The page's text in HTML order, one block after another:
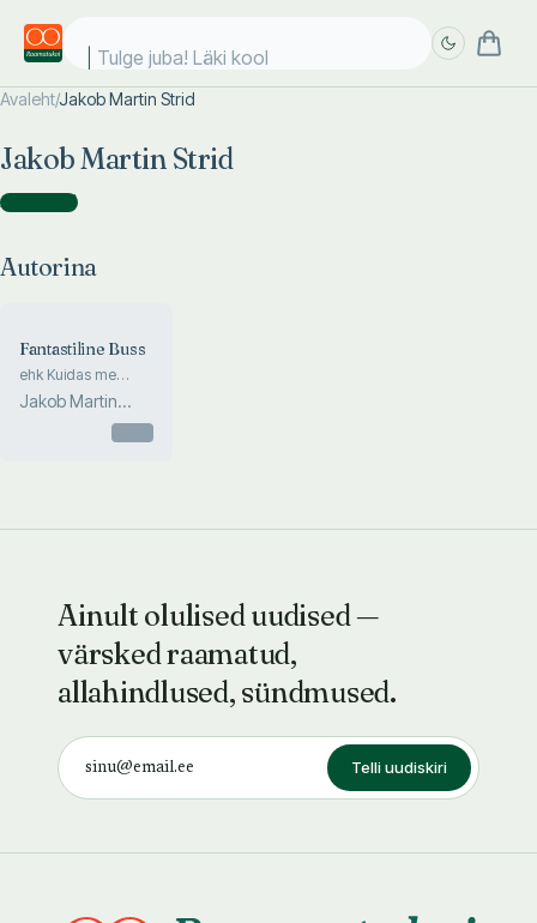
Tulge juba! Läki kooli
Avaleht/Jakob Martin Strid
Jakob Martin Strid
Autorina )
Autorina
Fantastiline Buss
ehk Kuidas me
jõudsime punktist A
punkti B
Jakob Martin
Ainult olulised uudised —
värsked raamatud,
allahindlused, sündmused.
Telli uudiskiri